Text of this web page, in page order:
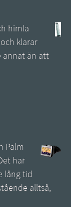
himla
klarar
annat än att
Palm
har
lång tid
alltså,